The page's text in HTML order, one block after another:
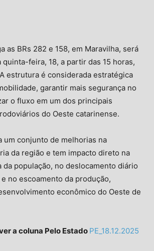
as BRs 282 e 158, em Maravilha, será
feira, 18, a partir das 15 horas,
estrutura é considerada estratégica
garantir mais segurança no
o fluxo em um dos principais
do Oeste catarinense.
um conjunto de melhorias na
da região e tem impacto direto na
da população, no deslocamento diário
no escoamento da produção,
econômico do Oeste de
a coluna Pelo Estado PE_18.12.2025